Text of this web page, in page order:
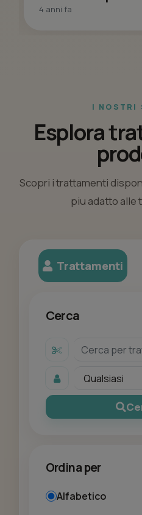
4 anni fa
I NOSTRI
Esplora
Scopri i trattamenti
piu adatto alle
Trattamenti
Cerca
Ordina per
Alfabetico